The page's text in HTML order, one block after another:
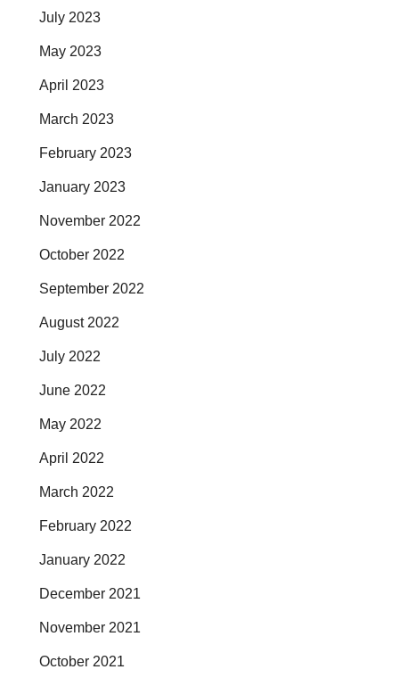
July 2023
May 2023
April 2023
March 2023
February 2023
January 2023
November 2022
October 2022
September 2022
August 2022
July 2022
June 2022
May 2022
April 2022
March 2022
February 2022
January 2022
December 2021
November 2021
October 2021